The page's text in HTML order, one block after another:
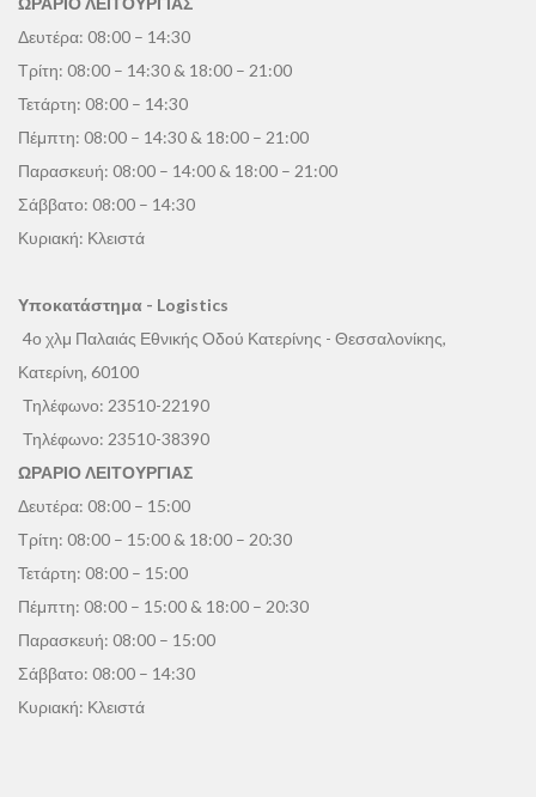
Δευτέρα: 08:00 – 14:30
Τρίτη: 08:00 – 14:30 & 18:00 – 21:00
Τετάρτη: 08:00 – 14:30
Πέμπτη: 08:00 – 14:30 & 18:00 – 21:00
Παρασκευή: 08:00 – 14:00 & 18:00 – 21:00
Σάββατο: 08:00 – 14:30
Κυριακή: Κλειστά
Υποκατάστημα - Logistics
4ο χλμ Παλαιάς Εθνικής Οδού Κατερίνης - Θεσσαλονίκης,
Κατερίνη, 60100
Τηλέφωνο: 23510-22190
Τηλέφωνο: 23510-38390
ΩΡΑΡΙΟ ΛΕΙΤΟΥΡΓΙΑΣ
Δευτέρα: 08:00 – 15:00
Τρίτη: 08:00 – 15:00 & 18:00 – 20:30
Τετάρτη: 08:00 – 15:00
Πέμπτη: 08:00 – 15:00 & 18:00 – 20:30
Παρασκευή: 08:00 – 15:00
Σάββατο: 08:00 – 14:30
Κυριακή: Κλειστά